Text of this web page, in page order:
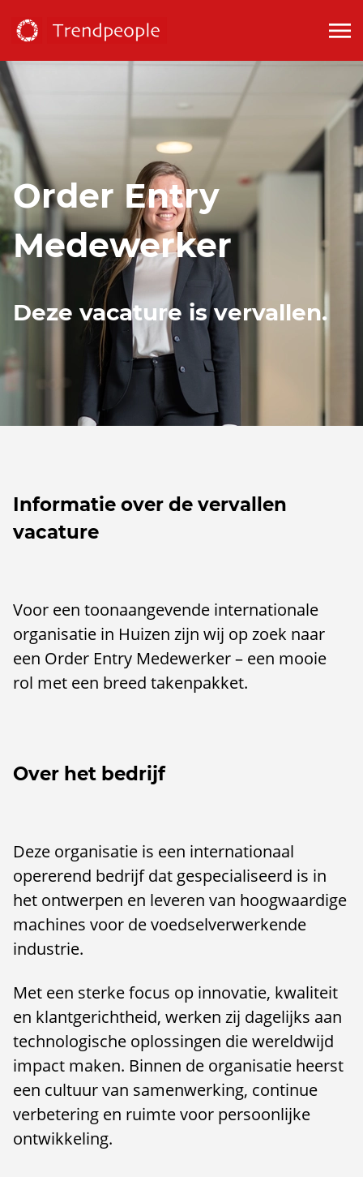
Order Entry
Medewerker
Deze vacature is vervallen.
Informatie over de vervallen
vacature
Voor een toonaangevende internationale
organisatie in Huizen zijn wij op zoek naar
een Order Entry Medewerker – een mooie
rol met een breed takenpakket.
Over het bedrijf
Deze organisatie is een internationaal
opererend bedrijf dat gespecialiseerd is in
het ontwerpen en leveren van hoogwaardige
machines voor de voedselverwerkende
industrie.
Met een sterke focus op innovatie, kwaliteit
en klantgerichtheid, werken zij dagelijks aan
technologische oplossingen die wereldwijd
impact maken. Binnen de organisatie heerst
een cultuur van samenwerking, continue
verbetering en ruimte voor persoonlijke
ontwikkeling.